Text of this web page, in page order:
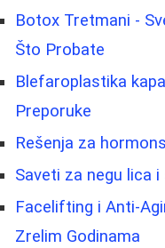
Botox Tretmani -
Što Probate
Blefaroplastika
Preporuke
Rešenja za
Saveti za negu lica i
Facelifting i Anti-
Zrelim Godinama